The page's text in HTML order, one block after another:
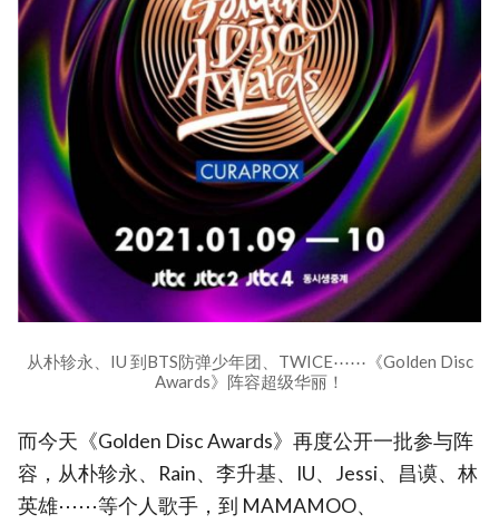
从朴轸永、IU 到BTS防弹少年团、TWICE⋯⋯《Golden Disc
Awards》阵容超级华丽！
而今天《Golden Disc Awards》再度公开一批参与阵
容，从朴轸永、Rain、李升基、IU、Jessi、昌谟、林
英雄⋯⋯等个人歌手，到 MAMAMOO、